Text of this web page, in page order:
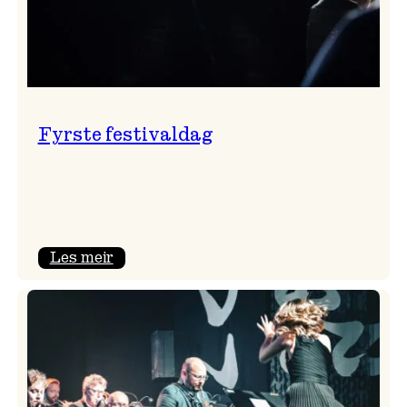
Fyrste festivaldag
Les meir: